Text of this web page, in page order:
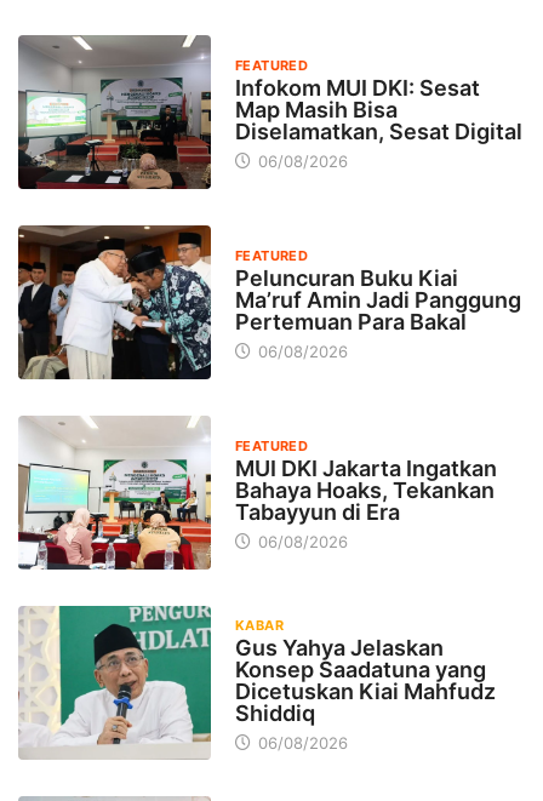
FEATURED
Infokom MUI DKI: Sesat
Map Masih Bisa
Diselamatkan, Sesat Digital
06/08/2026
FEATURED
Peluncuran Buku Kiai
Ma’ruf Amin Jadi Panggung
Pertemuan Para Bakal
06/08/2026
FEATURED
MUI DKI Jakarta Ingatkan
Bahaya Hoaks, Tekankan
Tabayyun di Era
06/08/2026
KABAR
Gus Yahya Jelaskan
Konsep Saadatuna yang
Dicetuskan Kiai Mahfudz
Shiddiq
06/08/2026